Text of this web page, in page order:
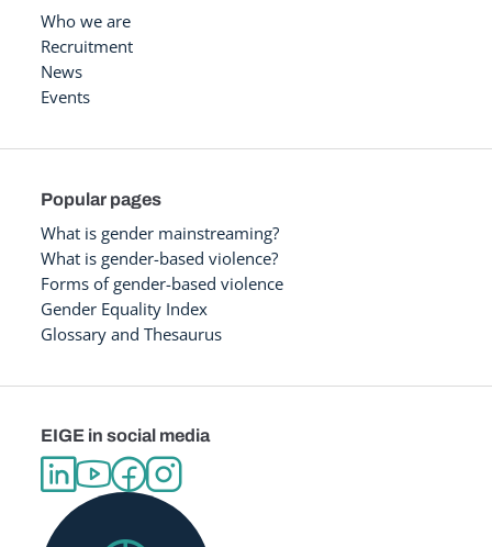
Who we are
Recruitment
News
Events
Popular pages
What is gender mainstreaming?
What is gender-based violence?
Forms of gender-based violence
Gender Equality Index
Glossary and Thesaurus
EIGE in social media